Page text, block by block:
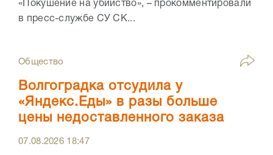
«Покушение на убийство», – прокомментировали
в пресс-службе СУ СК...
Общество
Волгоградка отсудила у
«Яндекс.Еды» в разы больше
цены недоставленного заказа
07.08.2026 18:47